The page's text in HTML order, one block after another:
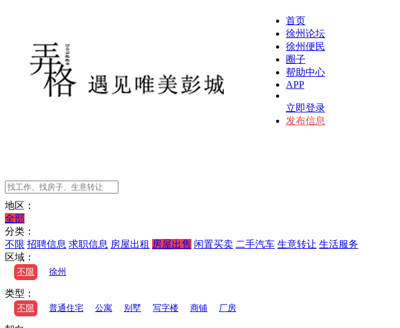
首页
徐州论坛
徐州便民
圈子
帮助中心
APP
立即登录
发布信息
地区：
全部
分类：
不限 招聘信息 求职信息 房屋出租 房屋出售 闲置买卖 二手汽车 生意转让 生活服务
区域：
不限 徐州
类型：
不限 普通住宅 公寓 别墅 写字楼 商铺 厂房